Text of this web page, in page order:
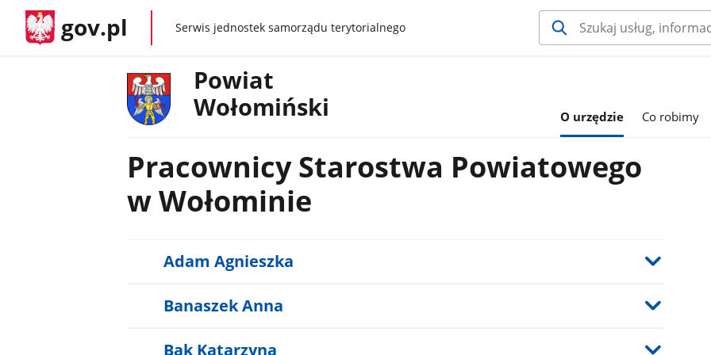
gov.pl gov.plSerwis jednostek samorządu terytorialnego
Powiat
Wołomiński
O urzędzie Co robimy
Pracownicy Starostwa Powiatowego
w Wołominie
Adam Agnieszka
Banaszek Anna
Bąk Katarzyna